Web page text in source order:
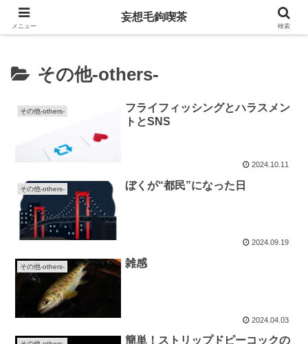
妄想毛鉤喫茶
その他-others-
その他-others-
フライフィッシングとハラスメン
トとSNS
2024.10.11
その他-others- ぼくが“都民”になった日
2024.09.19
その他-others- 雑感
2024.04.03
簡単！ストリップドピーコックの
メニュー
妄想毛鉤喫茶
検索